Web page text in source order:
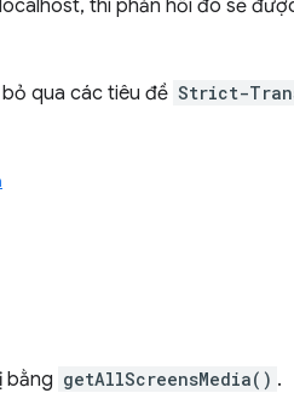
thì phản hồi đó sẽ
qua các tiêu đề Strict-
bằng getAllScreensMedia() .